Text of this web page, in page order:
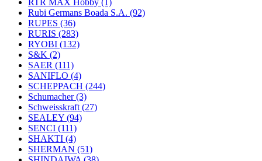
RTR MAX Hobby (1)
Rubi Germans Boada S.A. (92)
RUPES (36)
RURIS (283)
RYOBI (132)
S&K (2)
SAER (111)
SANIFLO (4)
SCHEPPACH (244)
Schumacher(3)
Schweisskraft (27)
SEALEY (94)
SENCI (111)
SHAKTI (4)
SHERMAN (51)